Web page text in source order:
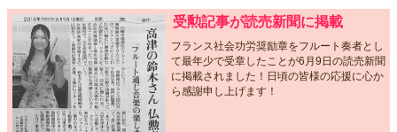
受勲記事が読売新聞に掲載
フランス社会功労奨励章をフルート奏者とし
て最年少で受章したことが6月9日の読売新聞
に掲載されました！日頃の皆様の応援に心か
ら感謝申し上げます！